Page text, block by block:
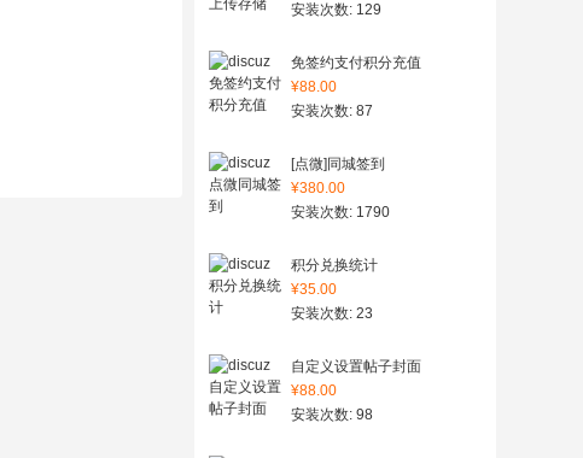
安装次数: 129
免签约支付积分充值
¥88.00
安装次数: 87
[点微]同城签到
¥380.00
安装次数: 1790
积分兑换统计
¥35.00
安装次数: 23
自定义设置帖子封面
¥88.00
安装次数: 98